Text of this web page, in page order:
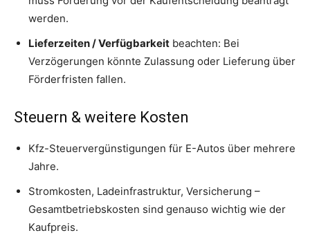
werden.
Lieferzeiten / Verfügbarkeit beachten: Bei
Verzögerungen könnte Zulassung oder Lieferung über
Förderfristen fallen.
Steuern & weitere Kosten
Kfz-Steuervergünstigungen für E-Autos über mehrere
Jahre.
Stromkosten, Ladeinfrastruktur, Versicherung –
Gesamtbetriebskosten sind genauso wichtig wie der
Kaufpreis.